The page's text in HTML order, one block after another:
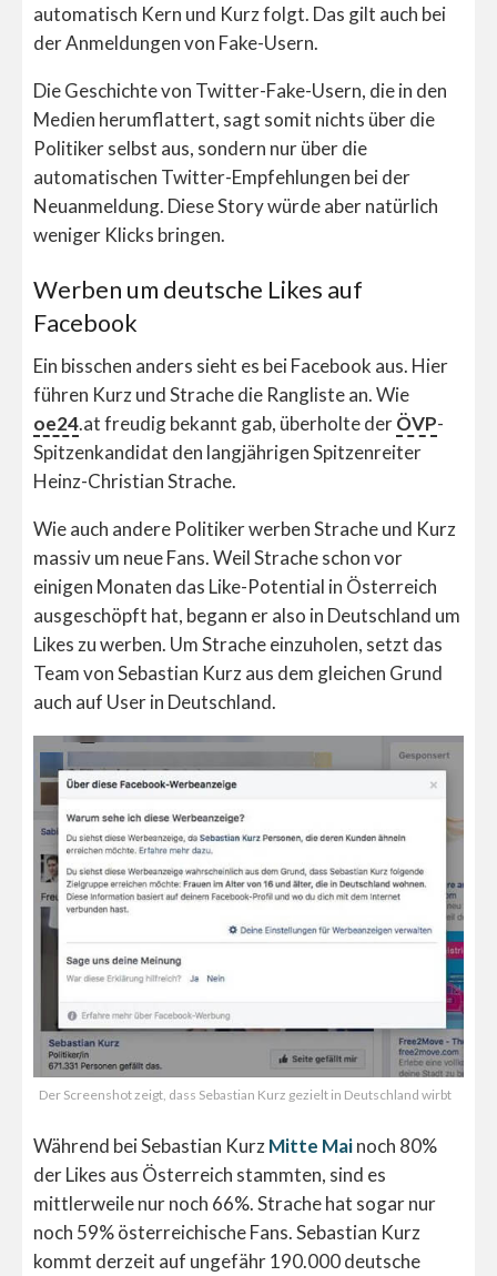
automatisch Kern und Kurz folgt. Das gilt auch bei
der Anmeldungen von Fake-Usern.
Die Geschichte von Twitter-Fake-Usern, die in den
Medien herumflattert, sagt somit nichts über die
Politiker selbst aus, sondern nur über die
automatischen Twitter-Empfehlungen bei der
Neuanmeldung. Diese Story würde aber natürlich
weniger Klicks bringen.
Werben um deutsche Likes auf
Facebook
Ein bisschen anders sieht es bei Facebook aus. Hier
führen Kurz und Strache die Rangliste an. Wie
oe24.at freudig bekannt gab, überholte derÖVP-
Spitzenkandidat den langjährigen Spitzenreiter
Heinz-Christian Strache.
Wie auch andere Politiker werben Strache und Kurz
massiv um neue Fans. Weil Strache schon vor
einigen Monaten das Like-Potential in Österreich
ausgeschöpft hat, begann er also in Deutschland um
Likes zu werben. Um Strache einzuholen, setzt das
Team von Sebastian Kurz aus dem gleichen Grund
auch auf User in Deutschland.
Der Screenshot zeigt, dass Sebastian Kurz gezielt in Deutschland wirbt
Während bei Sebastian KurzMitte Mainoch 80%
der Likes aus Österreich stammten, sind es
mittlerweile nur noch 66%. Strache hat sogar nur
noch 59% österreichische Fans. Sebastian Kurz
kommt derzeit auf ungefähr 190.000 deutsche